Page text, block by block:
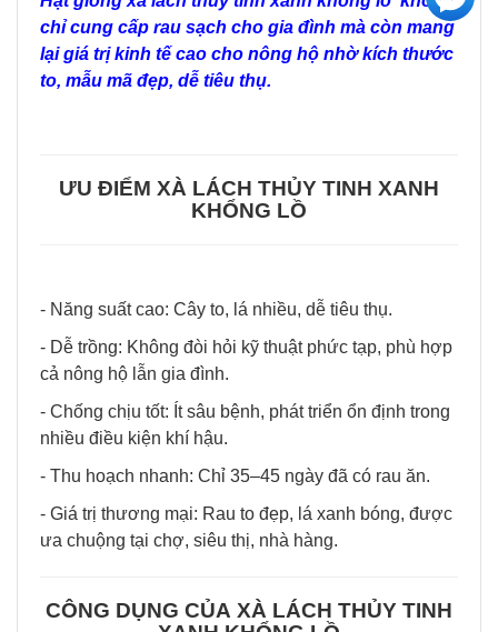
chỉ cung cấp rau sạch cho gia đình mà còn mang
lại giá trị kinh tế cao cho nông hộ nhờ kích thước
to, mẫu mã đẹp, dễ tiêu thụ.
ƯU ĐIỂM XÀ LÁCH THỦY TINH XANH
KHỔNG LỒ
- Năng suất cao: Cây to, lá nhiều, dễ tiêu thụ.
- Dễ trồng: Không đòi hỏi kỹ thuật phức tạp, phù hợp
cả nông hộ lẫn gia đình.
- Chống chịu tốt: Ít sâu bệnh, phát triển ổn định trong
nhiều điều kiện khí hậu.
- Thu hoạch nhanh: Chỉ 35–45 ngày đã có rau ăn.
- Giá trị thương mại: Rau to đẹp, lá xanh bóng, được
ưa chuộng tại chợ, siêu thị, nhà hàng.
CÔNG DỤNG CỦA XÀ LÁCH THỦY TINH